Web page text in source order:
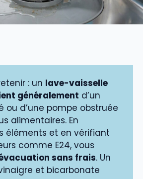
: un lave-vaisselle
généralement d’un
ou d’une pompe obstruée
alimentaires. En
éléments et en vérifiant
comme E24, vous
sans frais. Un
et bicarbonate